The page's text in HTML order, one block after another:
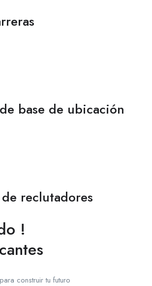
base de ubicación
reclutadores
!
construir tu futuro